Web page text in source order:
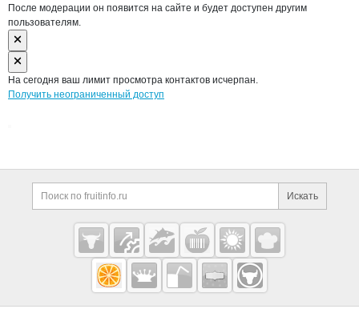
После модерации он появится на сайте и будет доступен другим
пользователям.
На сегодня ваш лимит просмотра контактов исчерпан.
Получить неограниченный доступ
Дополнительная информация
Поиск по сайту и
Искать
Cсылки на полезные проекты
Fruitinfo.ru
— рынок